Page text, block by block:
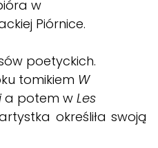
w
Piórnice.
poetyckich.
tomikiem W
a potem w Les
określiła swoją